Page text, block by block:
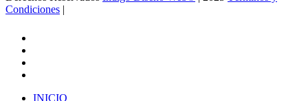
Condiciones |
Close
INICIO